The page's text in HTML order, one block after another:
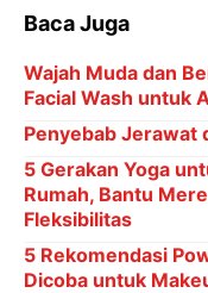
Baca Juga
Wajah Muda dan
Facial Wash untuk
Penyebab Jerawat
5 Gerakan Yoga
Rumah, Bantu
Fleksibilitas
5 Rekomendasi
Dicoba untuk